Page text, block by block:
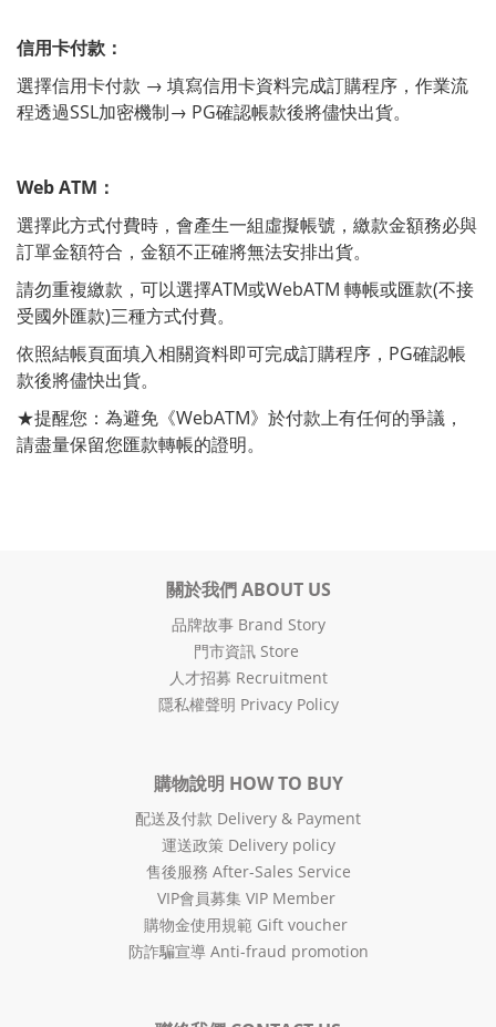
信用卡付款：
選擇信用卡付款 → 填寫信用卡資料完成訂購程序，作業流
程透過SSL加密機制→ PG確認帳款後將儘快出貨。
Web ATM：
選擇此方式付費時，會產生一組虛擬帳號，繳款金額務必與
訂單金額符合，金額不正確將無法安排出貨。
請勿重複繳款，可以選擇ATM或WebATM 轉帳或匯款(不接
受國外匯款)三種方式付費。
依照結帳頁面填入相關資料即可完成訂購程序，PG確認帳
款後將儘快出貨。
★提醒您：為避免《WebATM》於付款上有任何的爭議，
請盡量保留您匯款轉帳的證明。
關於我們 ABOUT US
品牌故事 Brand Story
門市資訊 Store
人才招募 Recruitment
隱私權聲明 Privacy Policy
購物說明 HOW TO BUY
配送及付款 Delivery & Payment
運送政策 Delivery policy
售後服務 After-Sales Service
VIP會員募集 VIP Member
購物金使用規範 Gift voucher
防詐騙宣導 Anti-fraud promotion